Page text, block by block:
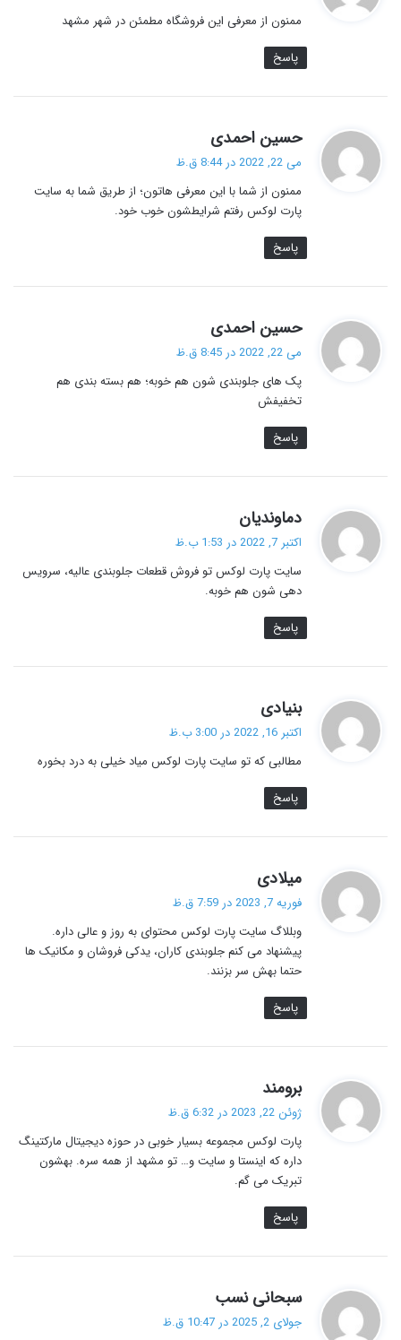
ممنون از معرفی این فروشگاه مطمئن در شهر مشهد
پاسخ
حسین احمدی
ف
:
می 22, 2022 در 8:44 ق.ظ
ممنون از شما با این معرفی هاتون؛ از طریق شما به سایت
پارت لوکس رفتم شرایطشون خوب خود.
پاسخ
حسین احمدی
ف
:
می 22, 2022 در 8:45 ق.ظ
پک های جلوبندی شون هم خوبه؛ هم بسته بندی هم
تخفیفش
پاسخ
دماوندیان
ت
:
اکتبر 7, 2022 در 1:53 ب.ظ
سایت پارت لوکس تو فروش قطعات جلوبندی عالیه، سرویس
دهی شون هم خوبه.
پاسخ
بنیادی
ف
:
اکتبر 16, 2022 در 3:00 ب.ظ
مطالبی که تو سایت پارت لوکس میاد خیلی به درد بخوره
پاسخ
میلادی
ف
:
فوریه 7, 2023 در 7:59 ق.ظ
وبللاگ سایت پارت لوکس محتوای به روز و عالی داره.
پیشنهاد می کنم جلوبندی کاران، یدکی فروشان و مکانیک ها
حتما بهش سر بزنند.
پاسخ
برومند
:
ژوئن 22, 2023 در 6:32 ق.ظ
پارت لوکس مجموعه بسیار خوبی در حوزه دیجیتال مارکتینگ
داره که اینستا و سایت و… تو مشهد از همه سره. بهشون
تبریک می گم.
پاسخ
سبحانی نسب
ف
جولای 2, 2025 در 10:47 ق.ظ